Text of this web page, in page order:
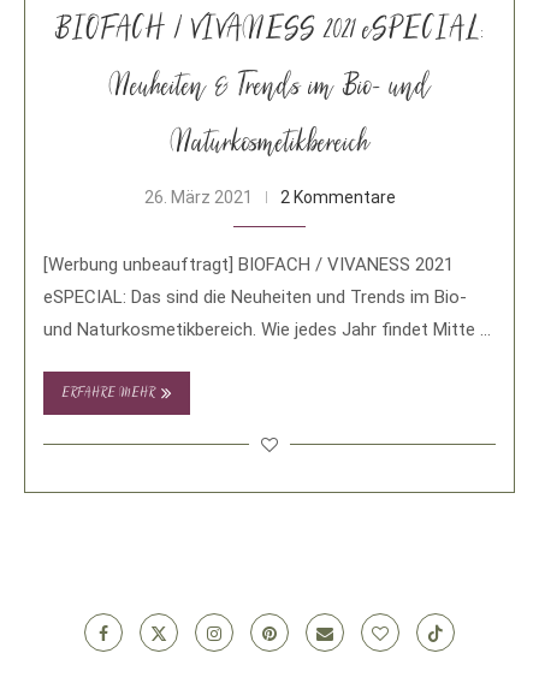
BIOFACH / VIVANESS 2021 eSPECIAL:
Neuheiten & Trends im Bio- und
Naturkosmetikbereich
26. März 2021 2 Kommentare
[Werbung unbeauftragt] BIOFACH / VIVANESS 2021
eSPECIAL: Das sind die Neuheiten und Trends im Bio-
und Naturkosmetikbereich. Wie jedes Jahr findet Mitte …
ERFAHRE MEHR